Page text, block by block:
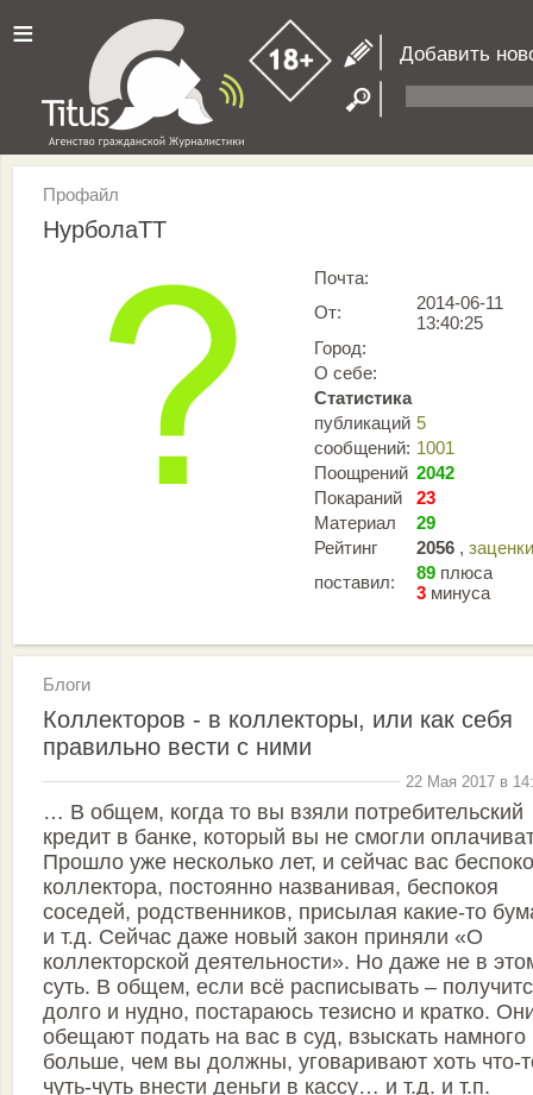
≡ Добавить
Профайл
НурболаТТ
Почта:
От:
2014-06-11
13:40:25
Город:
О себе:
Статистика
публикаций 5
сообщений: 1001
Поощрений 2042
Покараний
23
Материал
29
Рейтинг
2056 , заценки
поставил:
89 плюса
3 минуса
Блоги
Коллекторов - в коллекторы, или как себя
правильно вести с ними
22 Мая 2017 в
… В общем, когда то вы взяли потребительский
кредит в банке, который вы не смогли
Прошло уже несколько лет, и сейчас вас
коллектора, постоянно названивая, беспокоя
соседей, родственников, присылая какие-то
и т.д. Сейчас даже новый закон приняли «О
коллекторской деятельности». Но даже не в
суть. В общем, если всё расписывать –
долго и нудно, постараюсь тезисно и кратко.
обещают подать на вас в суд, взыскать намного
больше, чем вы должны, уговаривают хоть что-
чуть-чуть внести деньги в кассу… и т.д. и т.п.